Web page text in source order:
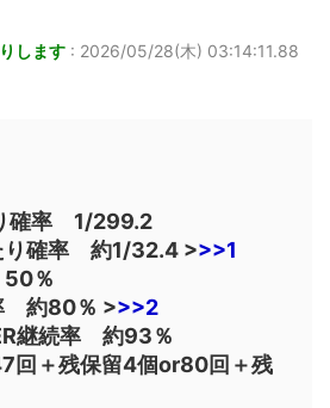
します : 2026/05/28(木) 03:14:11.88
確率 1/299.2
り確率 約1/32.4 >>>1
50％
約80％ >>>2
継続率 約93％
回＋残保留4個or80回＋残